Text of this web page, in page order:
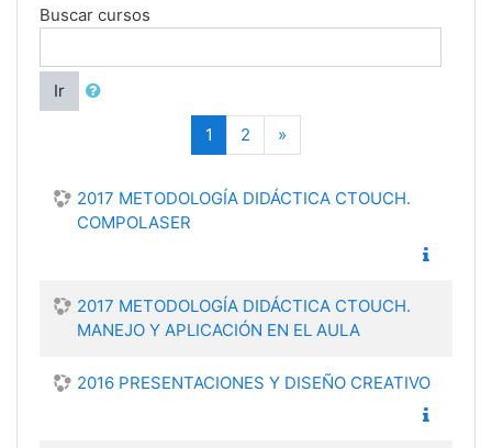
Buscar cursos
Ir
1 (current)
2 »
2017 METODOLOGÍA DIDÁCTICA CTOUCH.
COMPOLASER
2017 METODOLOGÍA DIDÁCTICA CTOUCH.
MANEJO Y APLICACIÓN EN EL AULA
2016 PRESENTACIONES Y DISEÑO CREATIVO